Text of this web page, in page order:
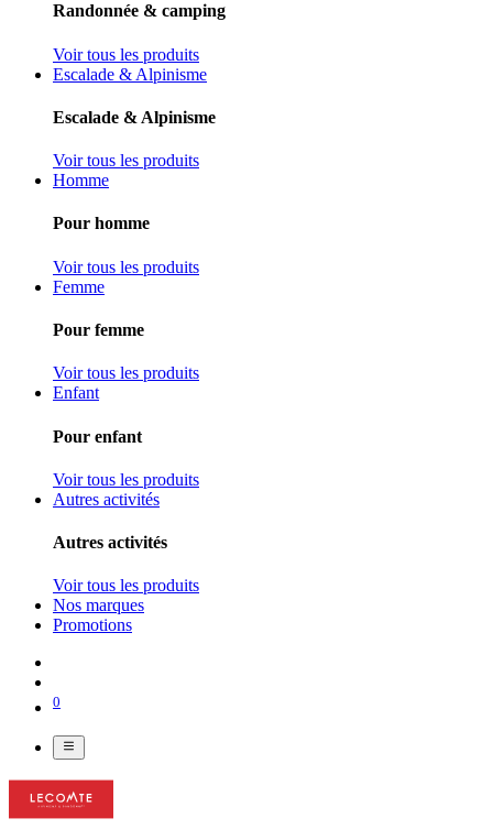
Randonnée & camping
Voir tous les produits
Escalade & Alpinisme
Escalade & Alpinisme
Voir tous les produits
Homme
Pour homme
Voir tous les produits
Femme
Pour femme
Voir tous les produits
Enfant
Pour enfant
Voir tous les produits
Autres activités
Autres activités
Voir tous les produits
Nos marques
Promotions
0